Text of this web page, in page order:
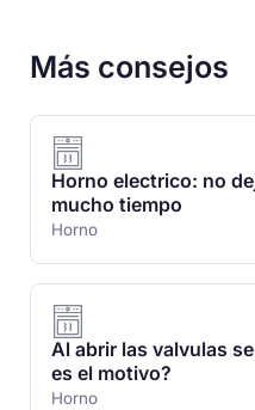
Más consejos
Horno electrico: no
mucho tiempo
Horno
Al abrir las valvulas
es el motivo?
Horno